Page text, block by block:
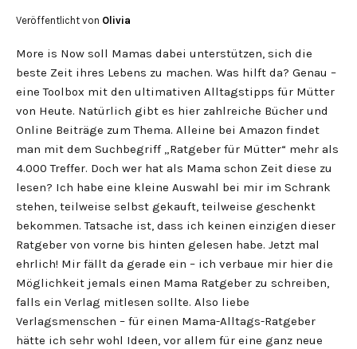
Veröffentlicht von Olivia
More is Now soll Mamas dabei unterstützen, sich die
beste Zeit ihres Lebens zu machen. Was hilft da? Genau –
eine Toolbox mit den ultimativen Alltagstipps für Mütter
von Heute. Natürlich gibt es hier zahlreiche Bücher und
Online Beiträge zum Thema. Alleine bei Amazon findet
man mit dem Suchbegriff „Ratgeber für Mütter“ mehr als
4.000 Treffer. Doch wer hat als Mama schon Zeit diese zu
lesen? Ich habe eine kleine Auswahl bei mir im Schrank
stehen, teilweise selbst gekauft, teilweise geschenkt
bekommen. Tatsache ist, dass ich keinen einzigen dieser
Ratgeber von vorne bis hinten gelesen habe. Jetzt mal
ehrlich! Mir fällt da gerade ein – ich verbaue mir hier die
Möglichkeit jemals einen Mama Ratgeber zu schreiben,
falls ein Verlag mitlesen sollte. Also liebe
Verlagsmenschen – für einen Mama-Alltags-Ratgeber
hätte ich sehr wohl Ideen, vor allem für eine ganz neue